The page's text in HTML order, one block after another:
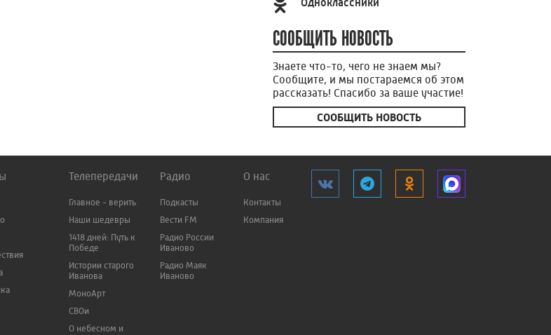
СООБЩИТЬ НОВОСТЬ
Знаете что-то, чего не знаем мы?
Сообщите, и мы постараемся об этом
рассказать! Спасибо за ваше участие!
СООБЩИТЬ НОВОСТЬ
Телепередачи
Главное - верить
Наши шедевры
1418 дней: Путь к
Победе
Истории старого
Иванова
МоноАрт
СВОи
О небесном и
Радио
Подкасты
Вести FM
Радио России
Иваново
Радио Маяк
Иваново
О нас
Контакты
Компания